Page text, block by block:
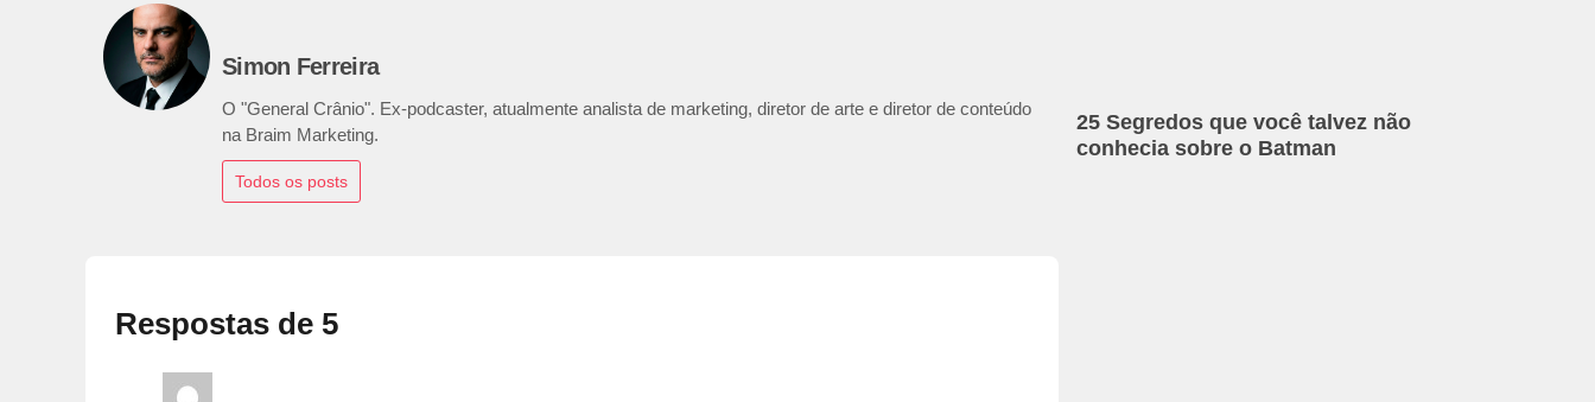
Simon Ferreira
O "General Crânio". Ex-podcaster, atualmente analista de marketing, diretor de arte e diretor de conteúdo
na Braim Marketing.
Todos os posts
Respostas de 5
25 Segredos que você talvez não
conhecia sobre o Batman